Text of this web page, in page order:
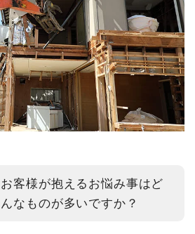
お客様が抱えるお悩み事はど
んなものが多いですか？